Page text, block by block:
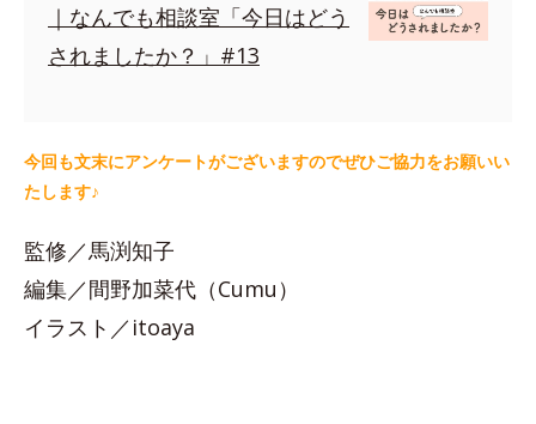
｜なんでも相談室「今日はどう
されましたか？」#13
今回も文末にアンケートがございますのでぜひご協力をお願いい
たします♪
監修／馬渕知子
編集／間野加菜代（Cumu）
イラスト／itoaya